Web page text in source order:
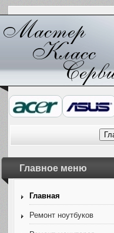
Главное меню
Главная
Ремонт ноутбуков